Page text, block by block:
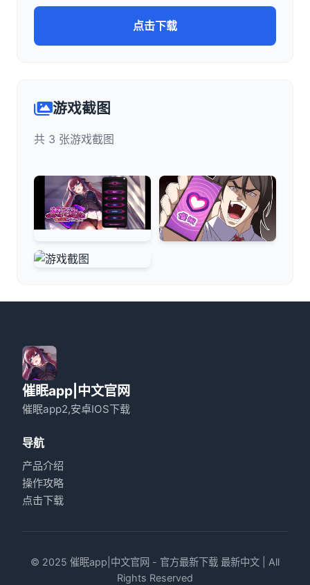
点击下载
游戏截图
共 3 张游戏截图
催眠app|中文官网
催眠app2,安卓IOS下载
导航
产品介绍
操作攻略
点击下载
© 2025 催眠app|中文官网 - 官方最新下载 最新中文 | All
Rights Reserved